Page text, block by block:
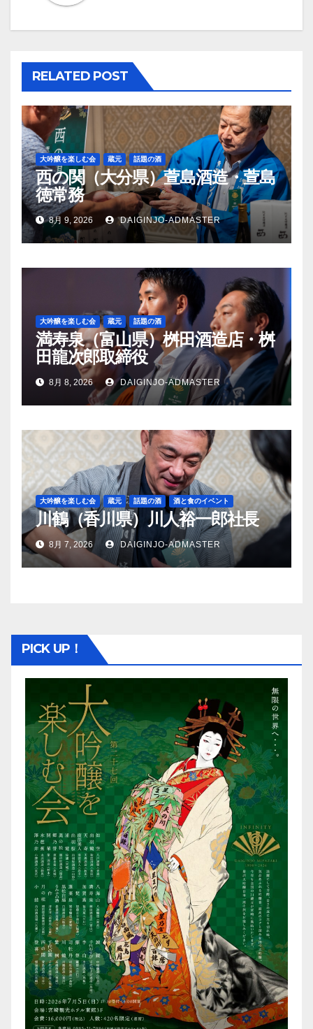
ョ
ン
RELATED POST
大吟醸を楽しむ会 蔵元 話題の酒
西の関（大分県）萱島酒造・萱島
徳常務
8月 9, 2026 DAIGINJO-ADMASTER
大吟醸を楽しむ会 蔵元 話題の酒
満寿泉（富山県）桝田酒造店・桝
田龍次郎取締役
8月 8, 2026 DAIGINJO-ADMASTER
大吟醸を楽しむ会 蔵元 話題の酒 酒と食のイベント
川鶴（香川県）川人裕一郎社長
8月 7, 2026 DAIGINJO-ADMASTER
PICK UP！